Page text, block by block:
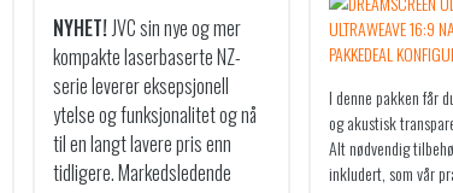
NYHET!JVC sin nye og mer
kompakte laserbaserte NZ-
serie leverer eksepsjonell
ytelse og funksjonalitet og nå
til en langt lavere pris enn
tidligere. Markedsledende
I denne pakken får
og akustisk
Alt nødvendig
inkludert, som vår